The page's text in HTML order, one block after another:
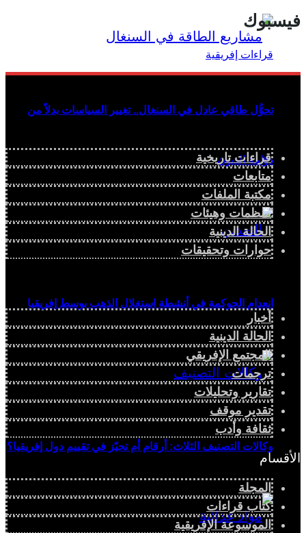
تحوُّل طاقي عادل في السنغال.. تغيير السياسات بدلاً من
دوّامة الديون
انعدام الحوكمة في أنشطة استغلال الذهب بوسط إفريقيا
وكالات التصنيف الثلاث: أرقام أم تحيّز في تقييم دول إفريقيا؟
فيسبوك
قراءات تاريخية
متابعات
مكتبة الملفات
منظمات وهيئات
الحالة الدينية
حوارات وتحقيقات
أخبار
الحالة الدينية
المجتمع الإفريقي
ترجمات
تقارير وتحليلات
تقدير موقف
ثقافة وأدب
الأقسام
المجلة
كتاب قراءات
الموسوعة الإفريقية